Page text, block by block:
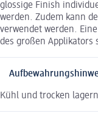
glossige Finish
werden. Zudem kann
verwendet werden.
des großen Applikators
Kühl und trocken